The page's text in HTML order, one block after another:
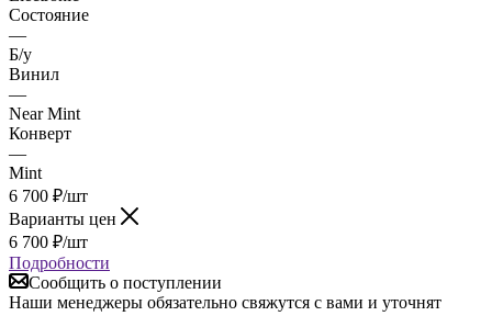
Состояние
—
Б/у
Винил
—
Near Mint
Конверт
—
Mint
6 700 ₽/шт
Варианты цен
6 700 ₽/шт
Подробности
Сообщить о поступлении
Наши менеджеры обязательно свяжутся с вами и уточнят